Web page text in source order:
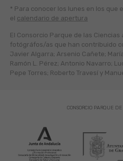
* Para conocer los lunes en los que
el calendario de apertura
El Consorcio Parque de las
fotógráfos/as que han contribuido
Javier Algarra; Arsenio Cañete;
Ramón L. Pérez; Antonio Navarro;
Pepe Torres; Roberto Travesí y
CONSORCIO PARQUE